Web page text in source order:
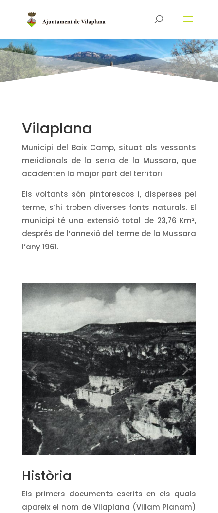
Vilaplana
Municipi del Baix Camp, situat als vessants
meridionals de la serra de la Mussara, que
accidenten la major part del territori.
Els voltants són pintorescos i, disperses pel
terme, s’hi troben diverses fonts naturals. El
municipi té una extensió total de 23,76 Km²,
després de l’annexió del terme de la Mussara
l’any 1961.
Història
Els primers documents escrits en els quals
apareix el nom de Vilaplana (Villam Planam)